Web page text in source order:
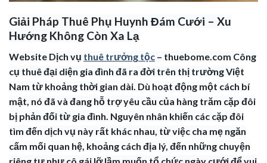
Giải Pháp Thuê Phụ Huynh Đám Cưới – Xu
Hướng Không Còn Xa Lạ
Website Dịch vụ thuê trưởng tộc – thuebome.com Công
cụ thuê đại diện gia đình đã ra đời trên thị trường Việt
Nam từ khoảng thời gian dài. Dù hoạt động một cách bí
mật, nó đã và đang hỗ trợ yêu cầu của hàng trăm cặp đôi
bị phản đối từ gia đình. Nguyên nhân khiến các cặp đôi
tìm đến dịch vụ này rất khác nhau, từ việc cha mẹ ngăn
cấm mối quan hệ, khoảng cách địa lý, đến những chuyện
riêng tư như cô gái lỡ lầm muốn tổ chức ngày cưới để vui